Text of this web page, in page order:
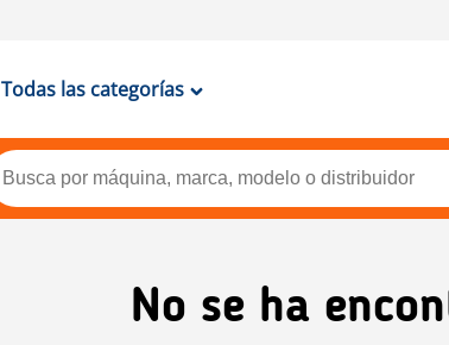
Todas las categorías
No se ha